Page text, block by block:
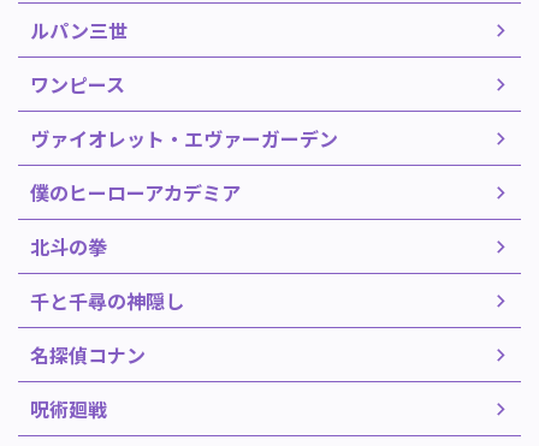
ルパン三世
ワンピース
ヴァイオレット・エヴァーガーデン
僕のヒーローアカデミア
北斗の拳
千と千尋の神隠し
名探偵コナン
呪術廻戦